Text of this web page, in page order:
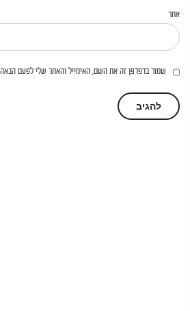
אתר
שמור בדפדפן זה את השם, האימייל והאתר שלי לפעם